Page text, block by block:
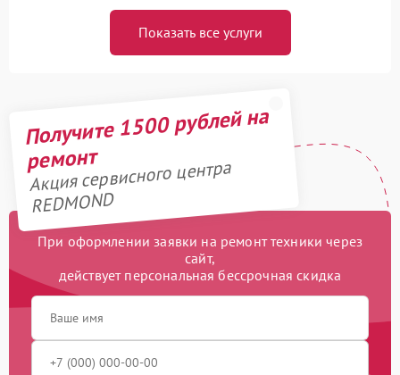
Показать все услуги
Получите 1500 рублей на
ремонт
Акция сервисного центра
REDMOND
При оформлении заявки на ремонт техники через
сайт,
действует персональная бессрочная скидка